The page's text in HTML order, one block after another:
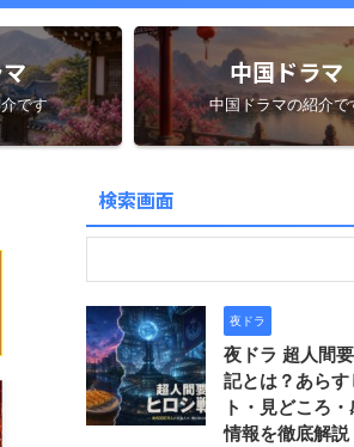
です
中国ドラマ
中国ドラマの紹介で
検索画面
夜ドラ
夜ドラ 超人間
記とは？あら
ト・見どころ
情報を徹底解説